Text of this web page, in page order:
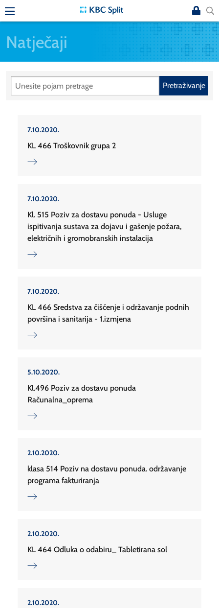
Natječaji
Pretraživanje
7.10.2020.
KL 466 Troškovnik grupa 2
7.10.2020.
Kl. 515 Poziv za dostavu ponuda - Usluge
ispitivanja sustava za dojavu i gašenje požara,
električnih i gromobranskih instalacija
7.10.2020.
KL 466 Sredstva za čišćenje i održavanje podnih
površina i sanitarija - 1.izmjena
5.10.2020.
Kl.496 Poziv za dostavu ponuda
Računalna_oprema
2.10.2020.
klasa 514 Poziv na dostavu ponuda. održavanje
programa fakturiranja
2.10.2020.
KL 464 Odluka o odabiru_ Tabletirana sol
2.10.2020.